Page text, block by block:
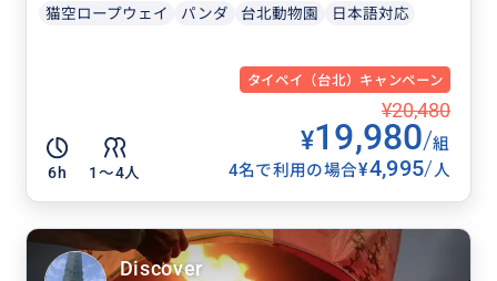
猫空ロープウェイ パンダ 台北動物園 日本語対応
タイペイ（台北）キャンペーン
6h 1〜4人
¥20,480
¥19,980/組
4名で利用の場合¥4,995/人
Discover